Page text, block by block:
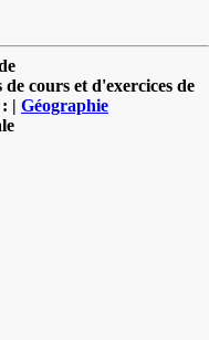
de cours et d'exercices de
| Géographie